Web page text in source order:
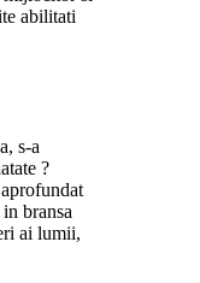
abilitati
s-a
?
bransa
ai lumii,